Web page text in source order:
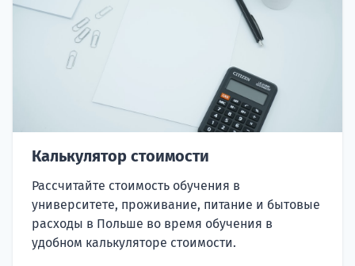
Калькулятор стоимости
Рассчитайте стоимость обучения в
университете, проживание, питание и бытовые
расходы в Польше во время обучения в
удобном калькуляторе стоимости.